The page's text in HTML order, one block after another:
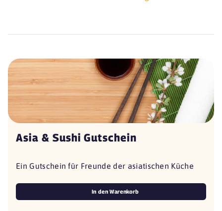
Asia & Sushi Gutschein
Ein Gutschein für Freunde der asiatischen Küche
In den Warenkorb